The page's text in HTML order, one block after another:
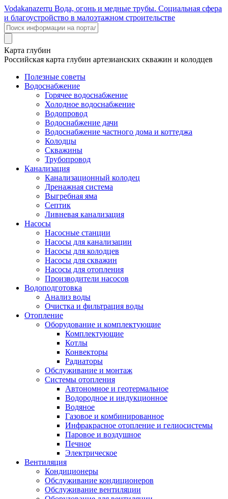
Vodakanazerru Вода, огонь и медные трубы. Социальная сфера
и благоустройство в малоэтажном строительстве
Карта глубин
Российская карта глубин артезианских скважин и колодцев
Полезные советы
Водоснабжение
Горячее водоснабжение
Холодное водоснабжение
Водопровод
Водоснабжение дачи
Водоснабжение частного дома и коттеджа
Колодцы
Скважины
Трубопровод
Канализация
Канализационный колодец
Дренажная система
Выгребная яма
Септик
Ливневая канализация
Насосы
Насосные станции
Насосы для канализации
Насосы для колодцев
Насосы для скважин
Насосы для отопления
Производители насосов
Водоподготовка
Анализ воды
Очистка и фильтрация воды
Отопление
Оборудование и комплектующие
Комплектующие
Котлы
Конвекторы
Радиаторы
Обслуживание и монтаж
Системы отопления
Автономное и геотермальное
Водородное и индукционное
Водяное
Газовое и комбинированное
Инфракрасное отопление и гелиосистемы
Паровое и воздушное
Печное
Электрическое
Вентиляция
Кондиционеры
Обслуживание кондиционеров
Обслуживание вентиляции